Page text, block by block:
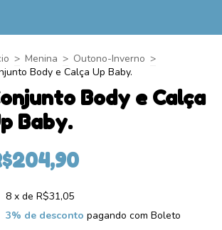
> Menina > Outono-Inverno >
Body e Calça Up Baby.
Body e Calça
Baby.
8 x de R$31,05
3% de desconto pagando com Boleto